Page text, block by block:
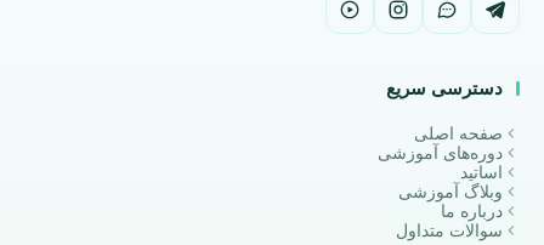
دسترسی سریع
صفحه اصلی
دوره‌های آموزشی
اساتید
وبلاگ آموزشی
درباره ما
سوالات متداول